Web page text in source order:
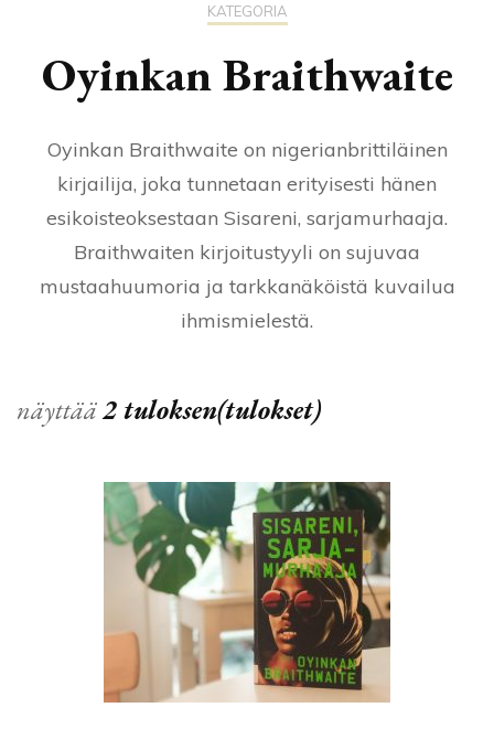
KATEGORIA
Oyinkan Braithwaite
Oyinkan Braithwaite on nigerianbrittiläinen
kirjailija, joka tunnetaan erityisesti hänen
esikoisteoksestaan Sisareni, sarjamurhaaja.
Braithwaiten kirjoitustyyli on sujuvaa
mustaahuumoria ja tarkkanäköistä kuvailua
ihmismielestä.
näyttää2 tuloksen(tulokset)